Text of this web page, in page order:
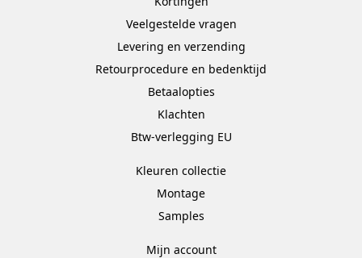
Veelgestelde vragen
Levering en verzending
Retourprocedure en bedenktijd
Betaalopties
Klachten
Btw-verlegging EU
Kleuren collectie
Montage
Samples
Mijn account